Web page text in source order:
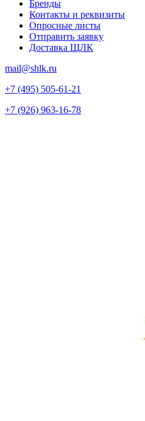
Бренды
Контакты и реквизиты
Опросные листы
Отправить заявку
Доставка ЩЛК
mail@shlk.ru
+7 (495) 505-61-21
+7 (926) 963-16-78